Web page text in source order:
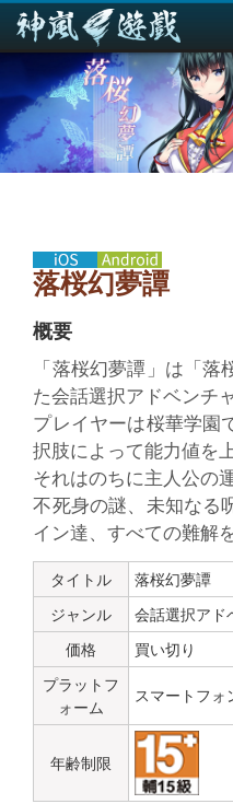
採用情報
お問い合わせ
落桜幻夢譚
概要
「落桜幻夢譚」は「
た会話選択アドベンチ
プレイヤーは桜華学園
択肢によって能力値を
それはのちに主人公の
不死身の謎、未知なる
イン達、すべての難解
タイトル
落桜幻夢譚
ジャンル
会話選択アド
価格
買い切り
プラットフ
ォーム
スマートフォ
年齢制限